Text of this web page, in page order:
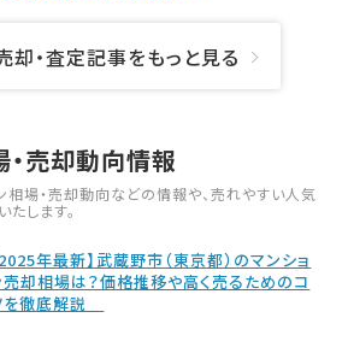
却・査定記事をもっと見る
・売却動向情報
相場・売却動向などの情報や、売れやすい人気
します。
2025年最新】武蔵野市（東京都）のマンショ
売却相場は？価格推移や高く売るためのコ
を徹底解説